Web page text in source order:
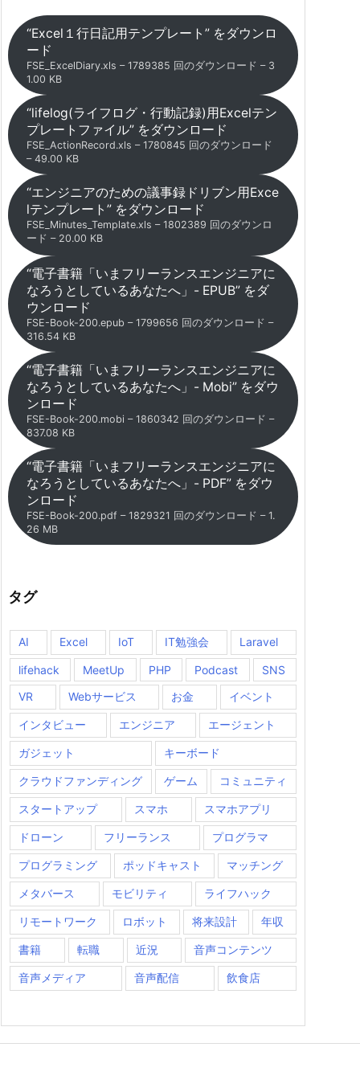
“Excel１行日記用テンプレート” をダウンロ
ード
FSE_ExcelDiary.xls – 1789385 回のダウンロード – 3
1.00 KB
“lifelog(ライフログ・行動記録)用Excelテン
プレートファイル” をダウンロード
FSE_ActionRecord.xls – 1780845 回のダウンロード
– 49.00 KB
“エンジニアのための議事録ドリブン用Exce
lテンプレート” をダウンロード
FSE_Minutes_Template.xls – 1802389 回のダウンロ
ード – 20.00 KB
“電子書籍「いまフリーランスエンジニアに
なろうとしているあなたへ」- EPUB” をダ
ウンロード
FSE-Book-200.epub – 1799656 回のダウンロード –
316.54 KB
“電子書籍「いまフリーランスエンジニアに
なろうとしているあなたへ」- Mobi” をダウ
ンロード
FSE-Book-200.mobi – 1860342 回のダウンロード –
837.08 KB
“電子書籍「いまフリーランスエンジニアに
なろうとしているあなたへ」- PDF” をダウ
ンロード
FSE-Book-200.pdf – 1829321 回のダウンロード – 1.
26 MB
タグ
AI Excel IoT IT勉強会 Laravel
lifehack MeetUp PHP Podcast
SNS
VR
Webサービス お金 イベント
インタビュー エンジニア エージェント
ガジェット キーボード
クラウドファンディング ゲーム コミュニティ
スタートアップ スマホ スマホアプリ
ドローン フリーランス プログラマ
プログラミング ポッドキャスト マッチング
メタバース モビリティ ライフハック
リモートワーク ロボット 将来設計 年収
書籍 転職 近況 音声コンテンツ
音声メディア 音声配信 飲食店